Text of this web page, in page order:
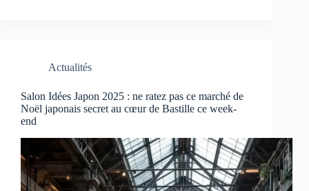
Actualités
Salon Idées Japon 2025 : ne ratez pas ce marché de
Noël japonais secret au cœur de Bastille ce week-
end